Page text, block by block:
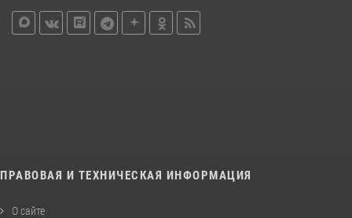
ПРАВОВАЯ И ТЕХНИЧЕСКАЯ ИНФОРМАЦИЯ
О сайте